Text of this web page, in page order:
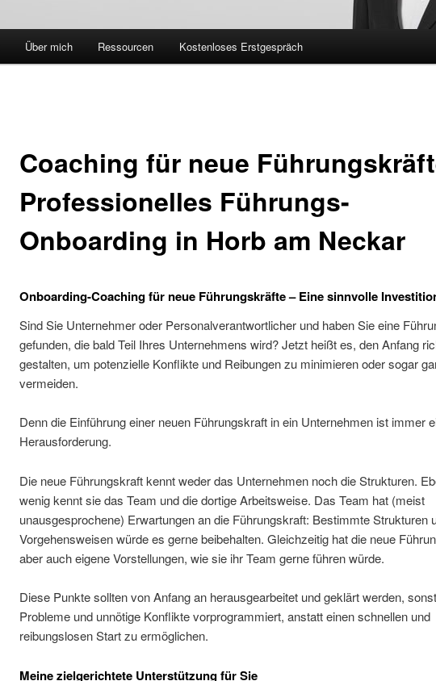
Über mich Ressourcen Kostenloses Erstgespräch
Coaching für neue
Professionelles Führungs-
Onboarding in Horb am Neckar
Onboarding-Coaching für neue Führungskräfte – Eine sinnvolle
Sind Sie Unternehmer oder Personalverantwortlicher und haben Sie eine
gefunden, die bald Teil Ihres Unternehmens wird? Jetzt heißt es, den Anfang
gestalten, um potenzielle Konflikte und Reibungen zu minimieren oder sogar
vermeiden.
Denn die Einführung einer neuen Führungskraft in ein Unternehmen ist immer
Herausforderung.
Die neue Führungskraft kennt weder das Unternehmen noch die Strukturen.
wenig kennt sie das Team und die dortige Arbeitsweise. Das Team hat (meist
unausgesprochene) Erwartungen an die Führungskraft: Bestimmte Strukturen
Vorgehensweisen würde es gerne beibehalten. Gleichzeitig hat die neue
aber auch eigene Vorstellungen, wie sie ihr Team gerne führen würde.
Diese Punkte sollten von Anfang an herausgearbeitet und geklärt werden,
Probleme und unnötige Konflikte vorprogrammiert, anstatt einen schnellen und
reibungslosen Start zu ermöglichen.
Meine zielgerichtete Unterstützung für Sie